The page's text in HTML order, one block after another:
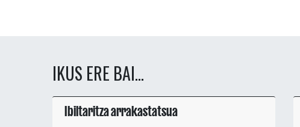
IKUS ERE BAI...
Ibiltaritza arrakastatsua